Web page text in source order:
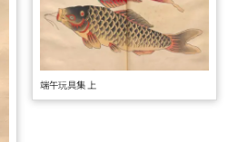
端午玩具集 上